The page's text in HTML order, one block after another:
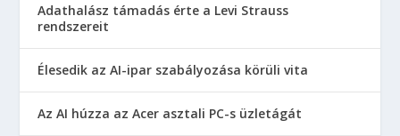
Adathalász támadás érte a Levi Strauss
rendszereit
Élesedik az AI-ipar szabályozása körüli vita
Az AI húzza az Acer asztali PC-s üzletágát